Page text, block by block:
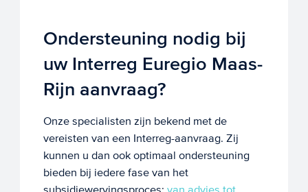
Ondersteuning nodig bij
uw Interreg Euregio Maas-
Rijn aanvraag?
Onze specialisten zijn bekend met de
vereisten van een Interreg-aanvraag. Zij
kunnen u dan ook optimaal ondersteuning
bieden bij iedere fase van het